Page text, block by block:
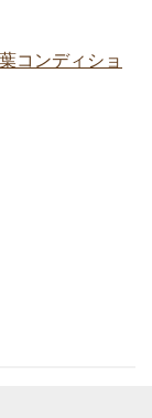
コンディショ